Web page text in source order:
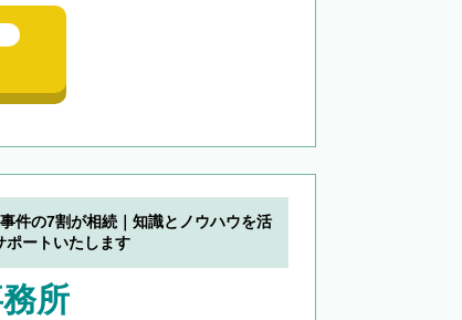
件の7割が相続｜知識とノウハウを活
ポートいたします
所